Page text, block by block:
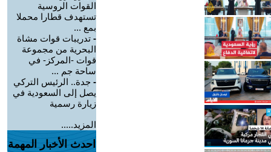
القوات الروسية
تستهدف قطارا محملا
بمع ...
- تدريبات قوات مشاة
البحرية من مجموعة
قوات -المركز- في
ساحة جم ...
- جدة.. الرئيس التركي
يصل إلى السعودية في
زيارة رسمية
المزيد.....
احدث الأخبار المهمة